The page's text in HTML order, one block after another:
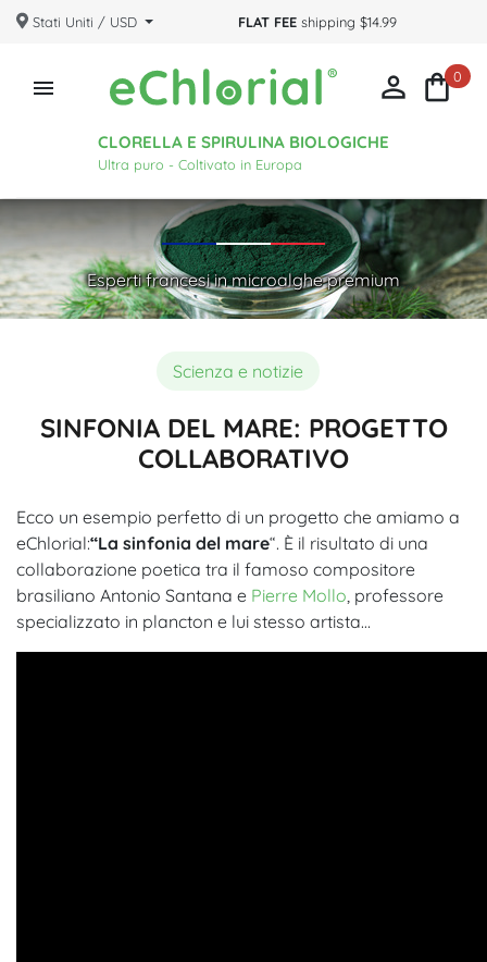
Stati Uniti / USD FLAT FEEshipping $14.99

CLORELLA E SPIRULINA BIOLOGICHE
Ultra puro - Coltivato in Europa
 0
Esperti francesi in microalghe premium
Scienza e notizie
SINFONIA DEL MARE: PROGETTO
COLLABORATIVO
Ecco un esempio perfetto di un progetto che amiamo a
eChlorial:“La sinfonia del mare“. È il risultato di una
collaborazione poetica tra il famoso compositore
brasiliano Antonio Santana e Pierre Mollo , professore
specializzato in plancton e lui stesso artista…